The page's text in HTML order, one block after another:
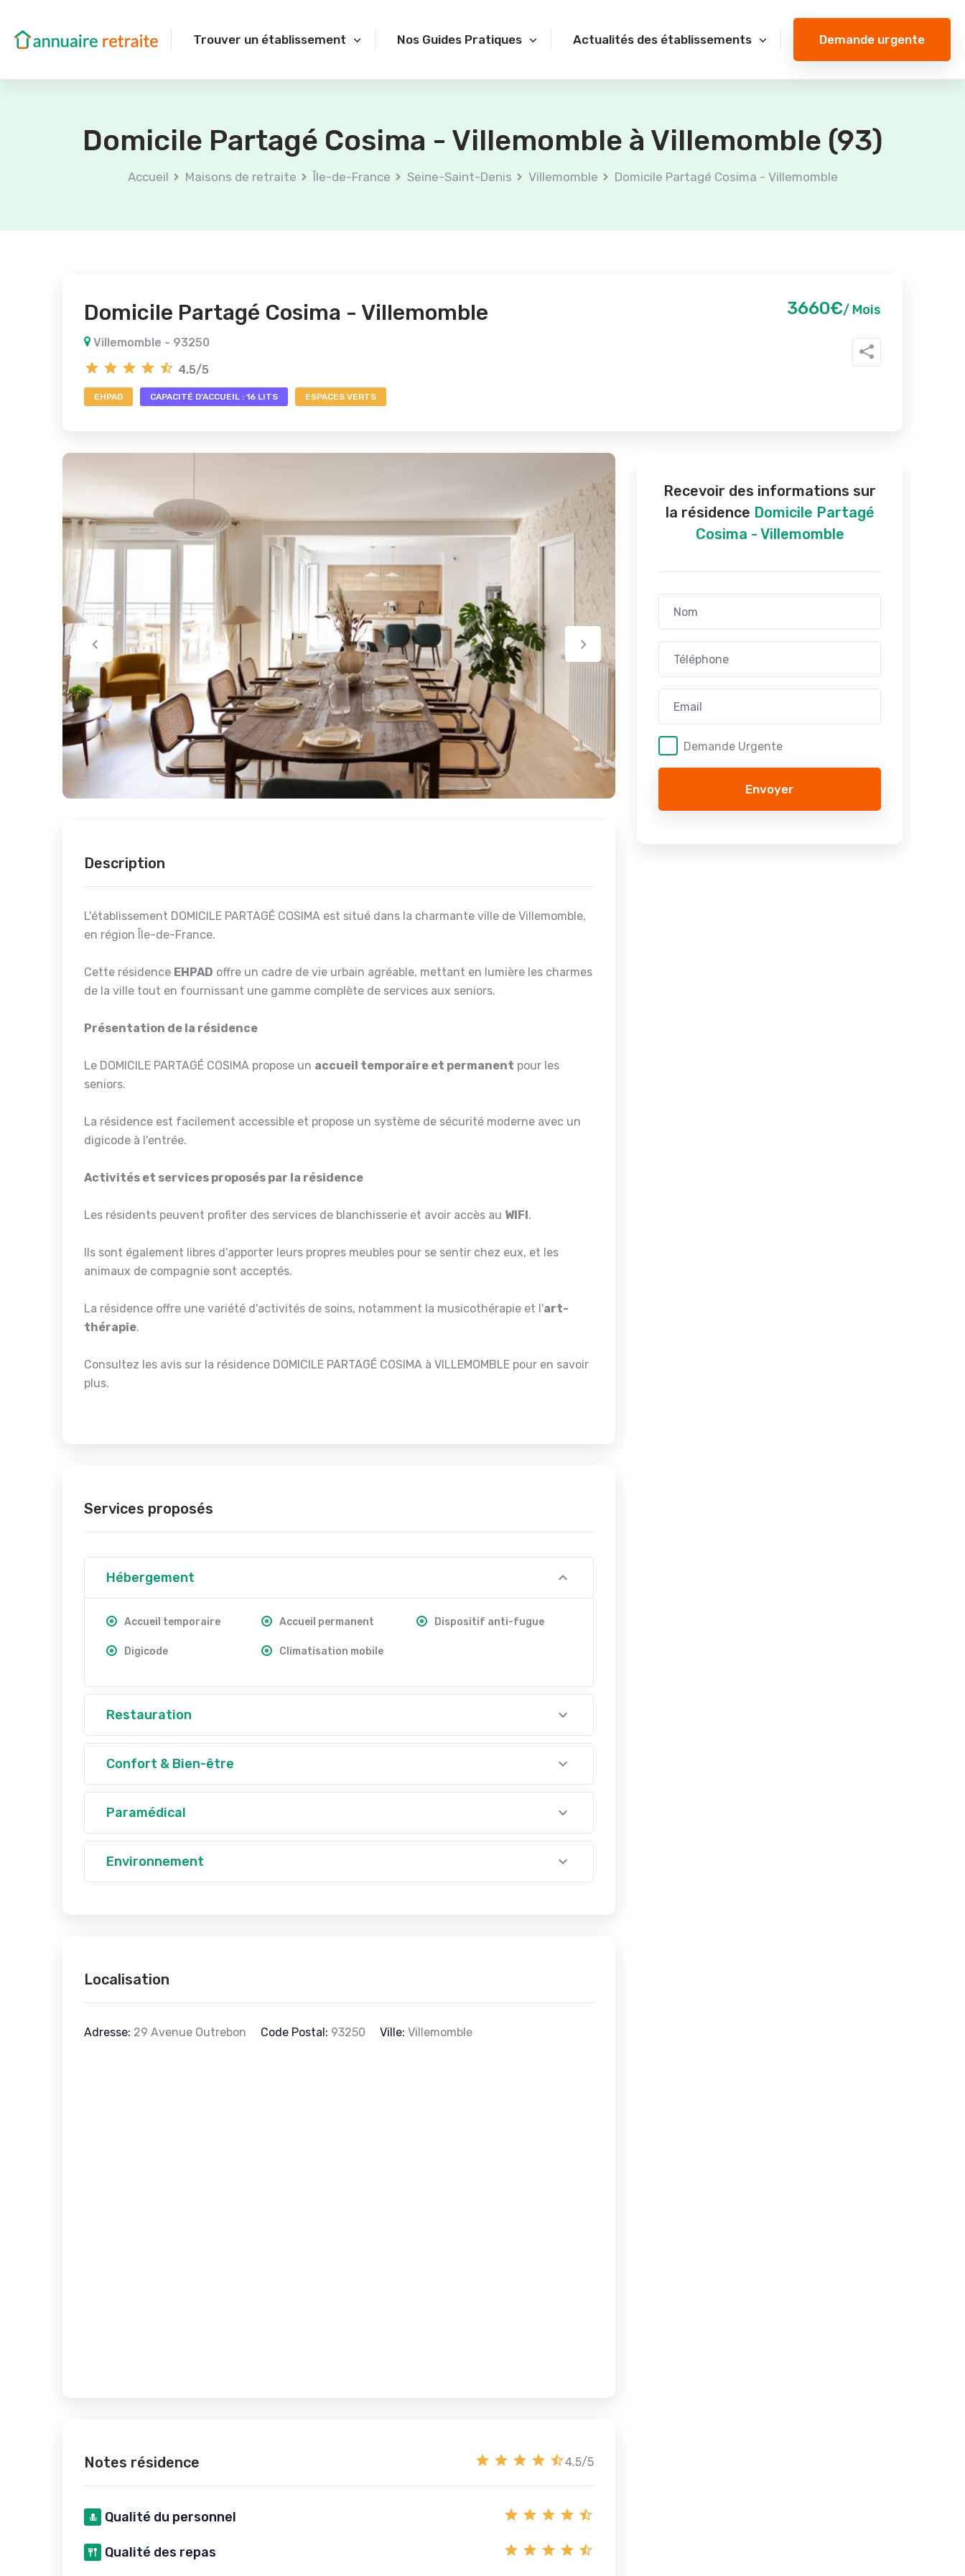
Trouver un établissement Nos Guides Pratiques Actualités des établissements Demande urgente
Domicile Partagé Cosima - Villemomble à Villemomble (93)
Accueil Maisons de retraite Île-de-France Seine-Saint-Denis Villemomble Domicile Partagé Cosima - Villemomble
Domicile Partagé Cosima - Villemomble
Villemomble - 93250
4.5/5
3660€/ Mois
EHPAD CAPACITÉ D'ACCUEIL : 16 LITS ESPACES VERTS
Description
L'établissement DOMICILE PARTAGÉ COSIMA est situé dans la charmante ville de Villemomble,
en région Île-de-France.
Cette résidence EHPAD offre un cadre de vie urbain agréable, mettant en lumière les charmes
de la ville tout en fournissant une gamme complète de services aux seniors.
Présentation de la résidence
Le DOMICILE PARTAGÉ COSIMA propose un accueil temporaire et permanent pour les
seniors.
La résidence est facilement accessible et propose un système de sécurité moderne avec un
digicode à l'entrée.
Activités et services proposés par la résidence
Les résidents peuvent profiter des services de blanchisserie et avoir accès au WIFI .
Ils sont également libres d'apporter leurs propres meubles pour se sentir chez eux, et les
animaux de compagnie sont acceptés.
La résidence offre une variété d'activités de soins, notamment la musicothérapie et l'art-
thérapie.
Consultez les avis sur la résidence DOMICILE PARTAGÉ COSIMA à VILLEMOMBLE pour en savoir
plus.
Services proposés
Hébergement
Accueil temporaire Accueil permanent Dispositif anti-fugue
Digicode Climatisation mobile
Restauration
Confort & Bien-être
Paramédical
Environnement
Localisation
Adresse: 29 Avenue Outrebon Code Postal: 93250 Ville: Villemomble
Notes résidence 4.5/5
Qualité du personnel
Qualité des repas
Recevoir des informations sur
la résidence Domicile Partagé
Cosima - Villemomble
Demande Urgente
Envoyer